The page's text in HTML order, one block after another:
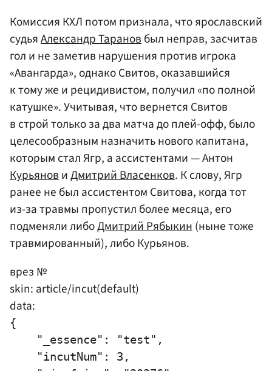
Комиссия КХЛ потом признала, что ярославский
судьяАлександр Тарановбыл неправ, засчитав
гол и не заметив нарушения против игрока
«Авангарда», однако Свитов, оказавшийся
к тому же и рецидивистом, получил «по полной
катушке». Учитывая, что вернется Свитов
в строй только за два матча до плей-офф, было
целесообразным назначить нового капитана,
которым стал Ягр, а ассистентами — Антон
КурьяновиДмитрий Власенков. К слову, Ягр
ранее не был ассистентом Свитова, когда тот
из-за травмы пропустил более месяца, его
подменяли либоДмитрий Рябыкин(ныне тоже
травмированный), либо Курьянов.
врез №
skin: article/incut(default)
data:
{
    "_essence": "test",
    "incutNum": 3,